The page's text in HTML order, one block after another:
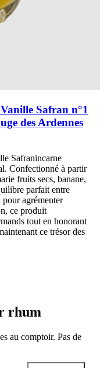
Safran n°1
des Ardennes
Safranincarne
Confectionné à partir
fruits secs, banane,
parfait entre
agrémenter
ce produit
tout en honorant
ce trésor des
rhum
au comptoir. Pas de